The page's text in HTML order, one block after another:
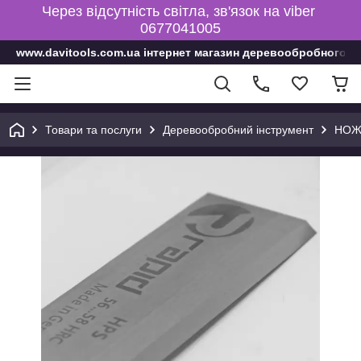
Через відсутність світла, зв'язок на viber
0677041005
www.davitools.com.ua інтернет магазин деревообробного
Товари та послуги Деревообробний інструмент